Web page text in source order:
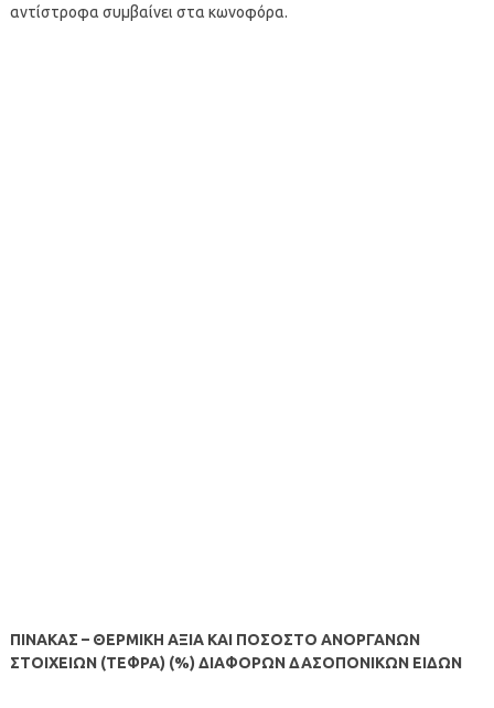
αντίστροφα συμβαίνει στα κωνοφόρα.
ΠΙΝΑΚΑΣ – ΘΕΡΜΙΚΗ ΑΞΙΑ ΚΑΙ ΠΟΣΟΣΤΟ ΑΝΟΡΓΑΝΩΝ
ΣΤΟΙΧΕΙΩΝ (ΤΕΦΡΑ) (%) ΔΙΑΦΟΡΩΝ ΔΑΣΟΠΟΝΙΚΩΝ ΕΙΔΩΝ